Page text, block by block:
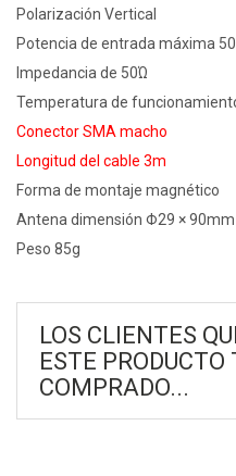
Polarización Vertical
Potencia de entrada máxima
Impedancia de 50Ώ
Temperatura de
Conector SMA macho
Longitud del cable 3m
Forma de montaje magnético
Antena dimensión Φ29 × 90mm
Peso 85g
LOS CLIENTES
ESTE
COMPRADO...